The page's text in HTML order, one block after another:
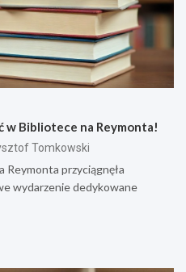
w Bibliotece na Reymonta!
Tomkowski
przyciągnęła
wydarzenie dedykowane